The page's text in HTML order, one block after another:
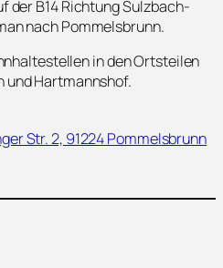
der B14 Richtung Sulzbach-
nach Pommelsbrunn.
in den Ortsteilen
und Hartmannshof.
Str. 2, 91224 Pommelsbrunn